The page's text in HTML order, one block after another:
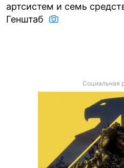
артсистем и семь
Генштаб
Социальная